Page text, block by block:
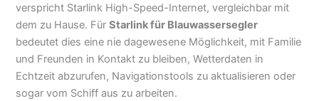
verspricht Starlink High-Speed-Internet, vergleichbar mit
dem zu Hause. FürStarlink für Blauwassersegler
bedeutet dies eine nie dagewesene Möglichkeit, mit Familie
und Freunden in Kontakt zu bleiben, Wetterdaten in
Echtzeit abzurufen, Navigationstools zu aktualisieren oder
sogar vom Schiff aus zu arbeiten.